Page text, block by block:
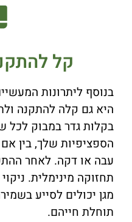
קל
בנוסף ליתרונות
היא גם קלה להתקנה
בקלות גדר במבוק לכל
הספציפיות שלך, בין
עבה או דקה. לאחר
תחזוקה מינימלית.
מגן יכולים לסייע
תוחלת חייהם.